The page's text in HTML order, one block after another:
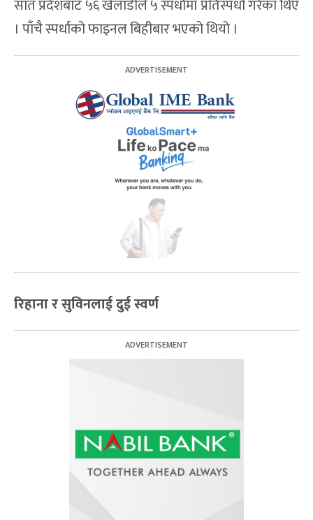
सात प्रदेशबाट ५६ खेलाडीले ५ स्पर्धामा प्रतिस्पर्धा गरेका थिए
। पाँचै स्पर्धाको फाइनल बिहीबार भएको थियो ।
रिहाना र सुविनलाई दुई स्वर्ण